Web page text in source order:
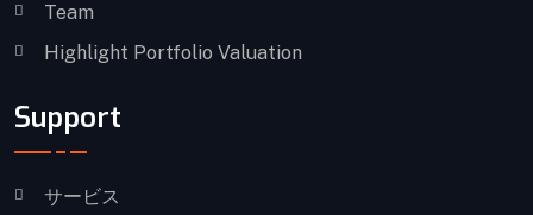
Team
Highlight Portfolio Valuation
Support
サービス